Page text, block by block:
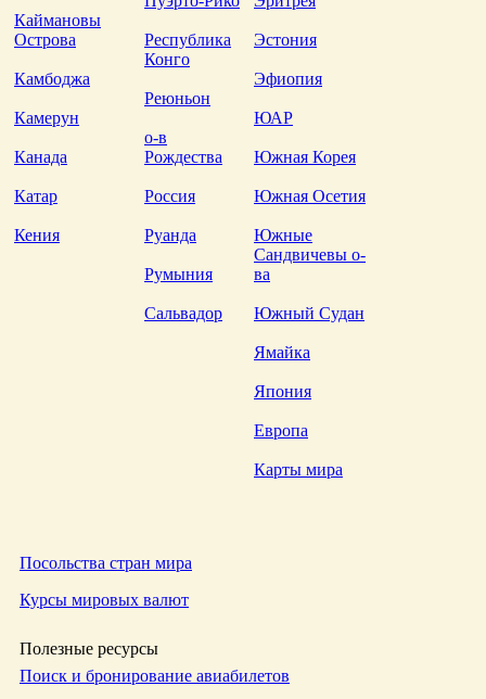
Каймановы
Острова
Камбоджа
Камерун
Канада
Катар
Кения
Республика
Конго
Реюньон
о-в
Рождества
Россия
Руанда
Румыния
Сальвадор
Эстония
Эфиопия
ЮАР
Южная Корея
Южная Осетия
Южные
Сандвичевы о-
ва
Южный Судан
Ямайка
Япония
Европа
Карты мира
Посольства стран мира
Курсы мировых валют
Полезные ресурсы
Поиск и бронирование авиабилетов